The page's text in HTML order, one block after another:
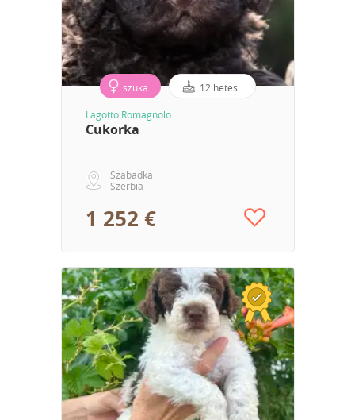
szuka 12 hetes
Lagotto Romagnolo
Cukorka
Szabadka
Szerbia
1 252 €